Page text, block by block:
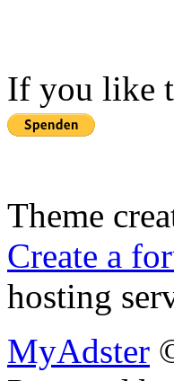
If you like
Theme
Create a
hosting
MyAdster